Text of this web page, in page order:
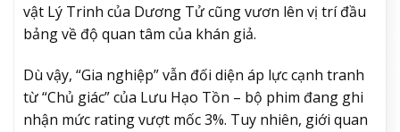
vật Lý Trinh của Dương Tử cũng vươn lên vị trí đầu
bảng về độ quan tâm của khán giả.
Dù vậy, “Gia nghiệp” vẫn đối diện áp lực cạnh tranh
từ “Chủ giác” của Lưu Hạo Tồn – bộ phim đang ghi
nhận mức rating vượt mốc 3%. Tuy nhiên, giới quan